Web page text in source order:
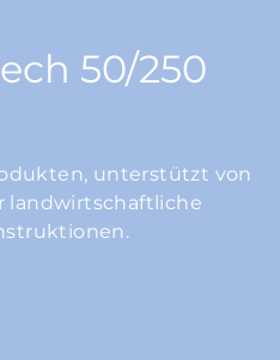
50/250
unterstützt von
landwirtschaftliche